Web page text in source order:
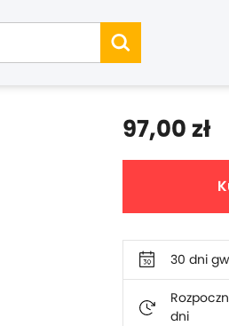
97,00 zł
30 dni
dni